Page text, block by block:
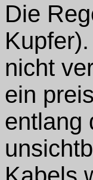
Die
nicht
ein
entlang